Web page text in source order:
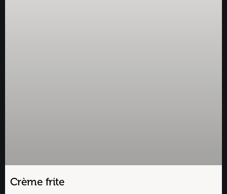
Crème frite